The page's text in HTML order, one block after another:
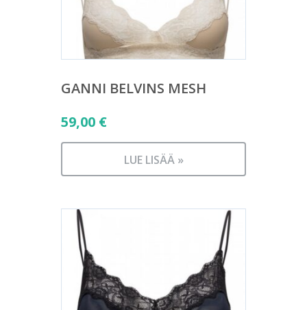
GANNI BELVINS MESH
59,00 €
LUE LISÄÄ »